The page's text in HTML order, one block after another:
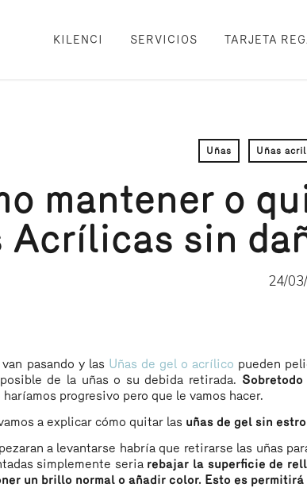
KILENCI SERVICIOS TARJETA
Uñas Uñas
mantener o
Acrílicas sin
24/
pasando y las Uñas de gel o acrílico pueden
de la uñas o su debida retirada.
progresivo pero que le vamos hacer.
a explicar cómo quitar las uñas de gel sin
a levantarse habría que retirarse las uñas
simplemente seria rebajar la superficie de
un brillo normal o añadir color. Esto es permitirá